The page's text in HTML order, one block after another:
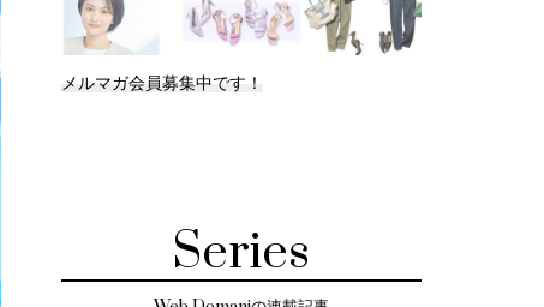
メルマガ会員募集中です！
Series